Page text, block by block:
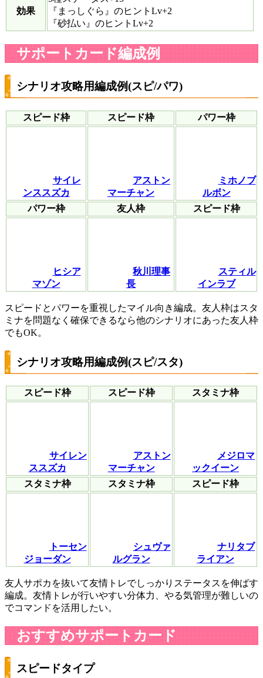
効果
『まっしぐら』のヒントLv+2
『砂払い』のヒントLv+2
サポートカード編成例
シナリオ攻略用編成例(スピ/パワ)
スピード枠 スピード枠 パワー枠
サイレ
ンススズカ
アストン
マーチャン
ミホノブ
ルボン
パワー枠
友人枠 スピード枠
ヒシア
マゾン
秋川理事
長
スティル
インラブ
スピードとパワーを重視したマイル向き編成。友人枠はスタ
ミナを問題なく確保できるなら他のシナリオにあった友人枠
でもOK。
シナリオ攻略用編成例(スピ/スタ)
スピード枠 スピード枠 スタミナ枠
サイレン
ススズカ
アストン
マーチャン
メジロマ
ックイーン
スタミナ枠
スタミナ枠 スピード枠
トーセン
ジョーダン
シュヴァ
ルグラン
ナリタブ
ライアン
友人サポカを抜いて友情トレでしっかりステータスを伸ばす
編成。友情トレが行いやすい分体力、やる気管理が難しいの
でコマンドを活用したい。
おすすめサポートカード
スピードタイプ